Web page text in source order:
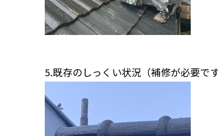
5.既存のしっくい状況（補修が必要で